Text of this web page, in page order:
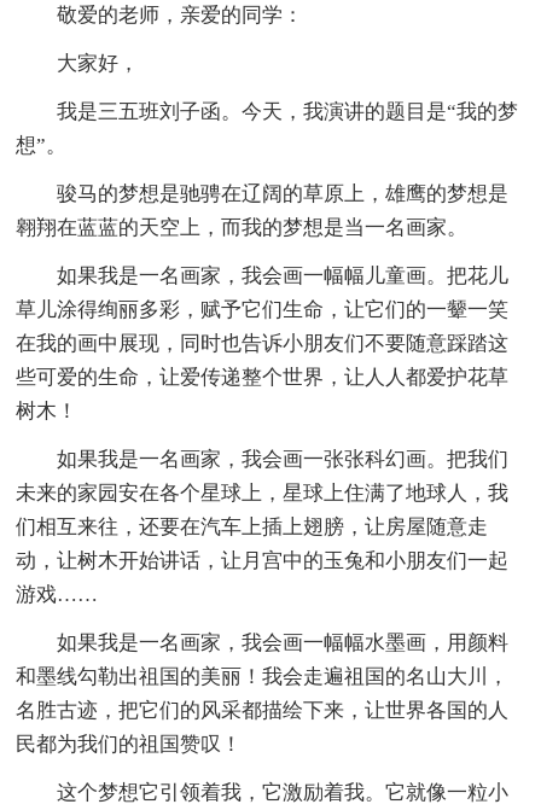
敬爱的老师，亲爱的同学：
大家好，
我是三五班刘子函。今天，我演讲的题目是“我的梦
想”。
骏马的梦想是驰骋在辽阔的草原上，雄鹰的梦想是
翱翔在蓝蓝的天空上，而我的梦想是当一名画家。
如果我是一名画家，我会画一幅幅儿童画。把花儿
草儿涂得绚丽多彩，赋予它们生命，让它们的一颦一笑
在我的画中展现，同时也告诉小朋友们不要随意踩踏这
些可爱的生命，让爱传递整个世界，让人人都爱护花草
树木！
如果我是一名画家，我会画一张张科幻画。把我们
未来的家园安在各个星球上，星球上住满了地球人，我
们相互来往，还要在汽车上插上翅膀，让房屋随意走
动，让树木开始讲话，让月宫中的玉兔和小朋友们一起
游戏……
如果我是一名画家，我会画一幅幅水墨画，用颜料
和墨线勾勒出祖国的美丽！我会走遍祖国的名山大川，
名胜古迹，把它们的风采都描绘下来，让世界各国的人
民都为我们的祖国赞叹！
这个梦想它引领着我，它激励着我。它就像一粒小